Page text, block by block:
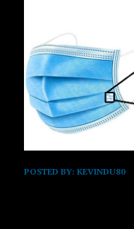
POSTED BY: KEVINDU80